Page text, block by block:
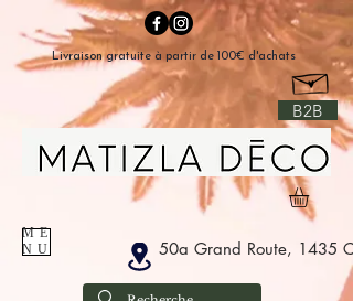
B2B
50a Grand Route, 1435
ME
NU
Livraison gratuite à partir de 100€ d'achats